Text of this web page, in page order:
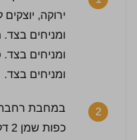
ירוקה,
ומניחים בצד.
2